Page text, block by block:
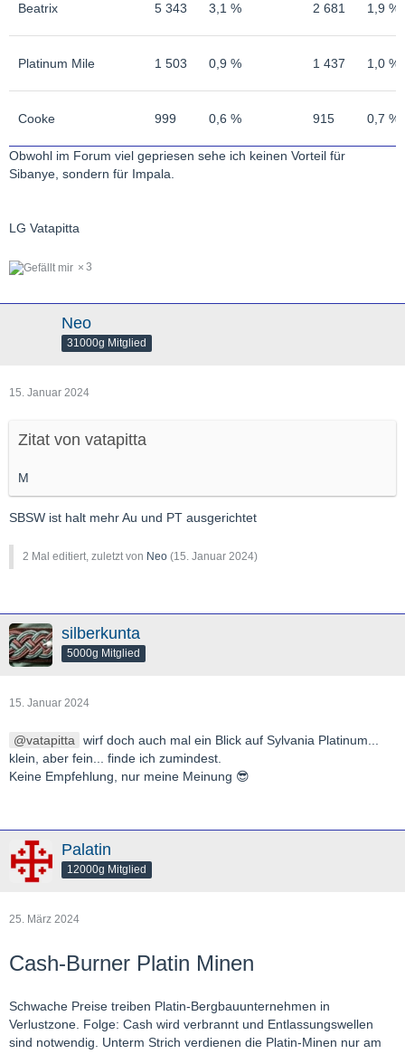
Beatrix 5 343 3,1 % 2 681 1,9 %
Platinum Mile 1 503 0,9 % 1 437 1,0 %
Cooke 999 0,6 % 915 0,7 %
Obwohl im Forum viel gepriesen sehe ich keinen Vorteil für
Sibanye, sondern für Impala.
LG Vatapitta
3
Neo
31000g Mitglied
15. Januar 2024
Zitat von vatapitta
M
SBSW ist halt mehr Au und PT ausgerichtet
2 Mal editiert, zuletzt von Neo (15. Januar 2024)
silberkunta
5000g Mitglied
15. Januar 2024
vatapitta
wirf doch auch mal ein Blick auf Sylvania Platinum...
klein, aber fein... finde ich zumindest.
Keine Empfehlung, nur meine Meinung 😎
Palatin
12000g Mitglied
25. März 2024
Cash-Burner Platin Minen
Schwache Preise treiben Platin-Bergbauunternehmen in
Verlustzone. Folge: Cash wird verbrannt und Entlassungswellen
sind notwendig. Unterm Strich verdienen die Platin-Minen nur am